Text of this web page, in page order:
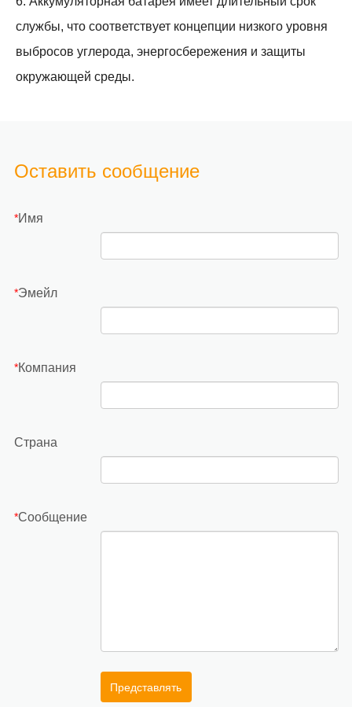
службы, что соответствует концепции низкого уровня
выбросов углерода, энергосбережения и защиты
окружающей среды.
Оставить сообщение
*Имя
*Эмейл
*Компания
Страна
*Сообщение
Представлять